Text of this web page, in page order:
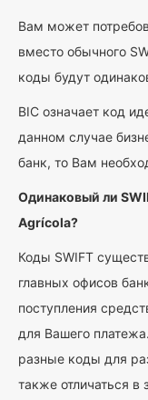
Вам может
вместо обычного
коды будут
BIC означает код
данном случае
банк, то Вам
Одинаковый ли
Agrícola?
Коды SWIFT
главных офисов
поступления
для Вашего
разные коды для
также отличаться в